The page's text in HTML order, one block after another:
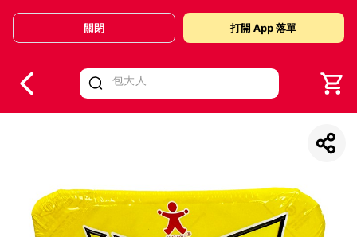
Valid Until 30 June 2026
關閉 打開 App 落單